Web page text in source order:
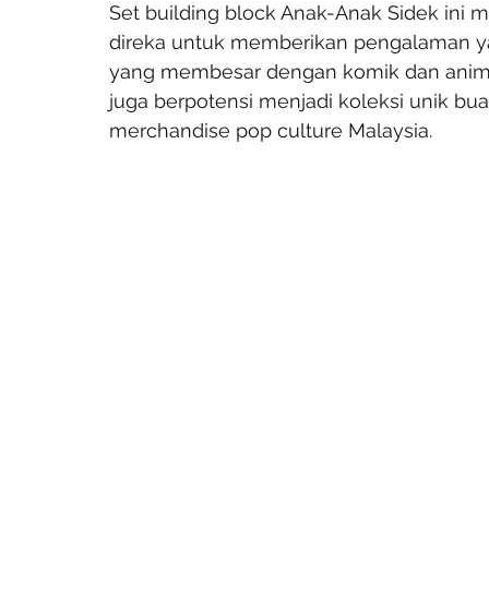
Set building block Anak-Anak Sidek ini
direka untuk memberikan pengalaman
yang membesar dengan komik dan
juga berpotensi menjadi koleksi unik
merchandise pop culture Malaysia.